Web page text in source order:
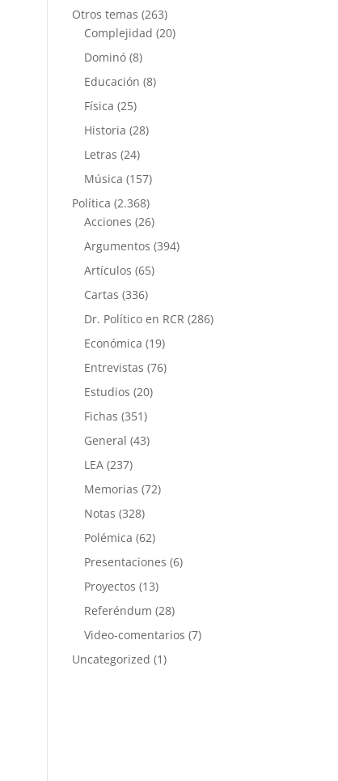
Otros temas (263)
Complejidad (20)
Dominó (8)
Educación (8)
Física (25)
Historia (28)
Letras (24)
Música (157)
Política (2.368)
Acciones (26)
Argumentos (394)
Artículos (65)
Cartas (336)
Dr. Político en RCR (286)
Económica (19)
Entrevistas (76)
Estudios (20)
Fichas (351)
General (43)
LEA (237)
Memorias (72)
Notas (328)
Polémica (62)
Presentaciones (6)
Proyectos (13)
Referéndum (28)
Video-comentarios (7)
Uncategorized (1)